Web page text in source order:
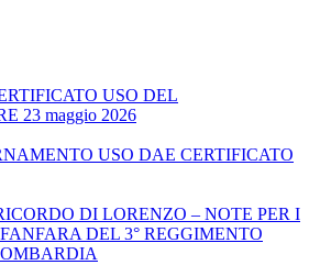
USO DEL
23 maggio 2026
USO DAE CERTIFICATO
DI LORENZO – NOTE PER I
DEL 3° REGGIMENTO